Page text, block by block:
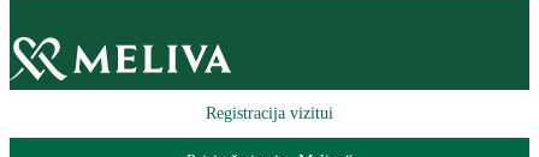
Registracija vizitui